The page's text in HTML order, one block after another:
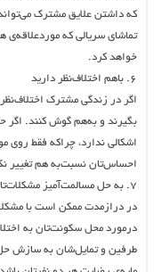
که داشتن علایق مشترک
تماشای سریالی که موردعلاقه‌ی
خواهد کرد.
۶. باهم اختلاف‌‌نظر دارید
اگر در زندگی مشترک
بگیرند و به‌هم گوش کنند. اگر
اشکالی ندارد، چراکه فقط روی
احساس‌تان نسبت‌به‌ هم تغییر
۷. به حل مسالمت‌آمیز مشکلات‌‌تان تمایل دارید
در درازمدت ممکن است با
درمورد محل سکونت‌تان به
طرفین و تمایل‌شان به سازش